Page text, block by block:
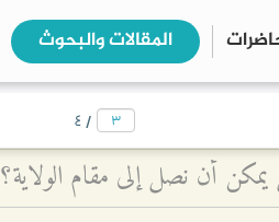
المقالات والبحوث
search
close
/٤
أن نصل إلى مقام الولاية؟